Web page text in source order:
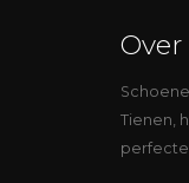
Tienen,